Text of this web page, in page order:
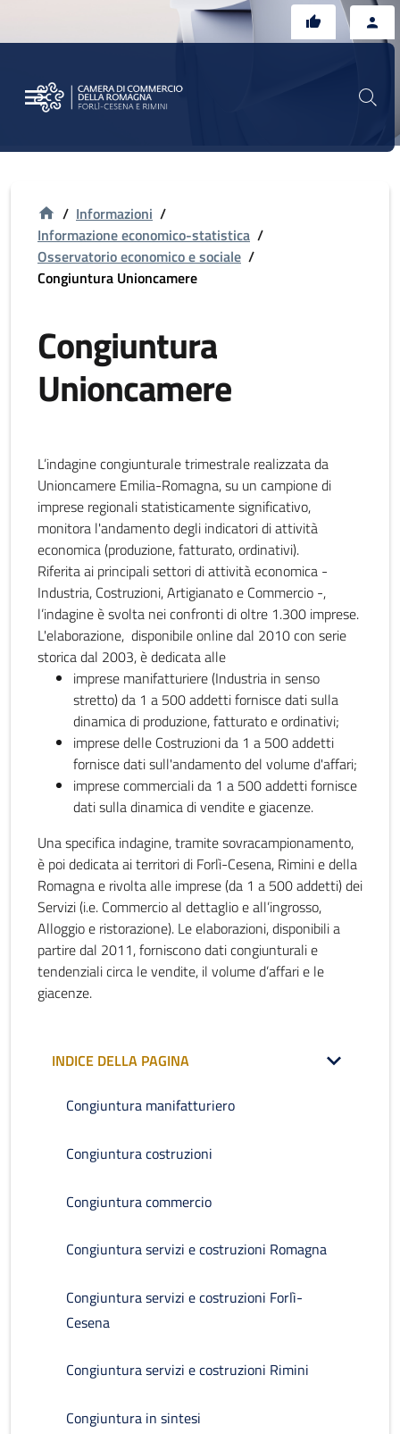
/ Informazioni /
Informazione economico-statistica /
Osservatorio economico e sociale /
Congiuntura Unioncamere
Congiuntura
Unioncamere
L’indagine congiunturale trimestrale realizzata da
Unioncamere Emilia-Romagna, su un campione di
imprese regionali statisticamente significativo,
monitora l'andamento degli indicatori di attività
economica (produzione, fatturato, ordinativi).
Riferita ai principali settori di attività economica -
Industria, Costruzioni, Artigianato e Commercio -,
l’indagine è svolta nei confronti di oltre 1.300 imprese.
L'elaborazione, disponibile online dal 2010 con serie
storica dal 2003, è dedicata alle
imprese manifatturiere (Industria in senso
stretto) da 1 a 500 addetti fornisce dati sulla
dinamica di produzione, fatturato e ordinativi;
imprese delle Costruzioni da 1 a 500 addetti
fornisce dati sull'andamento del volume d'affari;
imprese commerciali da 1 a 500 addetti fornisce
dati sulla dinamica di vendite e giacenze.
Una specifica indagine, tramite sovracampionamento,
è poi dedicata ai territori di Forlì-Cesena, Rimini e della
Romagna e rivolta alle imprese (da 1 a 500 addetti) dei
Servizi (i.e. Commercio al dettaglio e all’ingrosso,
Alloggio e ristorazione). Le elaborazioni, disponibili a
partire dal 2011, forniscono dati congiunturali e
tendenziali circa le vendite, il volume d’affari e le
giacenze.
INDICE DELLA PAGINA
Congiuntura manifatturiero
Congiuntura costruzioni
Congiuntura commercio
Congiuntura servizi e costruzioni Romagna
Congiuntura servizi e costruzioni Forlì-
Cesena
Congiuntura servizi e costruzioni Rimini
Congiuntura in sintesi